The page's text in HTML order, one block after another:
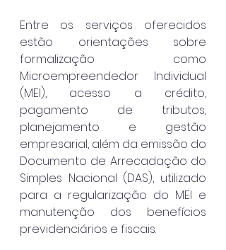
Entre os serviços oferecidos
estão orientações sobre
formalização como
Microempreendedor Individual
(MEI), acesso a crédito,
pagamento de tributos,
planejamento e gestão
empresarial, além da emissão do
Documento de Arrecadação do
Simples Nacional (DAS), utilizado
para a regularização do MEI e
manutenção dos benefícios
previdenciários e fiscais.